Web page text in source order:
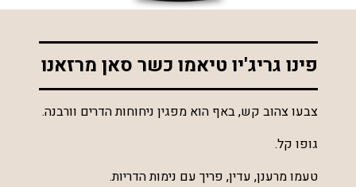
פינו גריג'יו טיאמו כשר סאן מרזאנו
צבעו צהוב קש, באף הוא מפגין ניחוחות הדרים וורבנה.
גופו קל.
טעמו מרענן, עדין, פריך עם נימות הדריות.